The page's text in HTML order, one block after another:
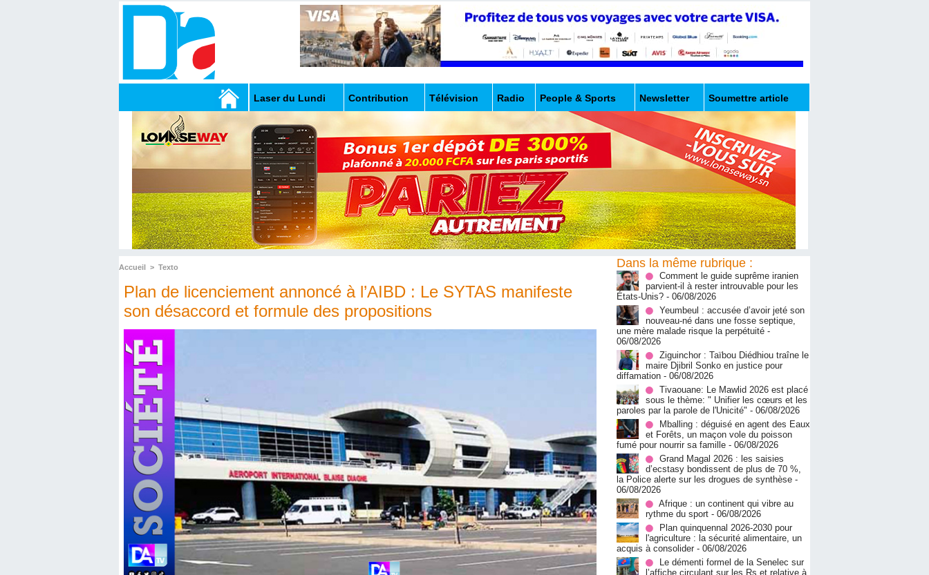
Laser du Lundi Contribution Télévision Radio People & Sports Newsletter Soumettre article
Accueil > Texto
Plan de licenciement annoncé à l’AIBD : Le SYTAS manifeste
son désaccord et formule des propositions
Dans la même rubrique :
Comment le guide suprême iranien
parvient-il à rester introuvable pour les
États-Unis? - 06/08/2026
Yeumbeul : accusée d’avoir jeté son
nouveau-né dans une fosse septique,
une mère malade risque la perpétuité -
06/08/2026
Ziguinchor : Taïbou Diédhiou traîne le
maire Djibril Sonko en justice pour
diffamation - 06/08/2026
Tivaouane: Le Mawlid 2026 est placé
sous le thème: " Unifier les cœurs et les
paroles par la parole de l'Unicité" - 06/08/2026
Mballing : déguisé en agent des Eaux
et Forêts, un maçon vole du poisson
fumé pour nourrir sa famille - 06/08/2026
Grand Magal 2026 : les saisies
d’ecstasy bondissent de plus de 70 %,
la Police alerte sur les drogues de synthèse -
06/08/2026
Afrique : un continent qui vibre au
rythme du sport - 06/08/2026
Plan quinquennal 2026-2030 pour
l'agriculture : la sécurité alimentaire, un
acquis à consolider - 06/08/2026
Le démenti formel de la Senelec sur
l’affiche circulant sur les Rs et relative à